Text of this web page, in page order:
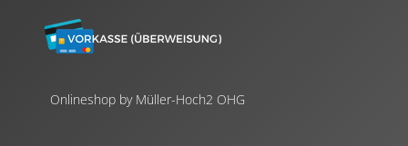
Onlineshop by Müller-Hoch2 OHG